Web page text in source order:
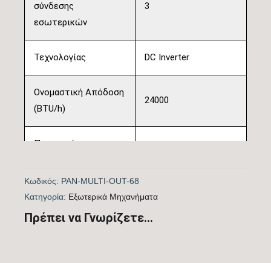
Κωδικός: PAN-MULTI-OUT-68
Kατηγορία: Eξωτερικά Μηχανήματα
Πρέπει να Γνωρίζετε...
σύνδεσης
εσωτερικών
3
Τεχνολογίας DC Inverter
Ονομαστική Απόδοση
(BTU/h)
24000
Πιστοποίηση
Λειτουργία Ψύξη &
Θέρμανση
ΝΑΙ